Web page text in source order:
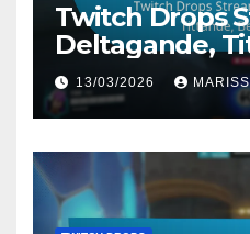
Twitch Drops
Deltagande,
Belöningar
13/03/2026